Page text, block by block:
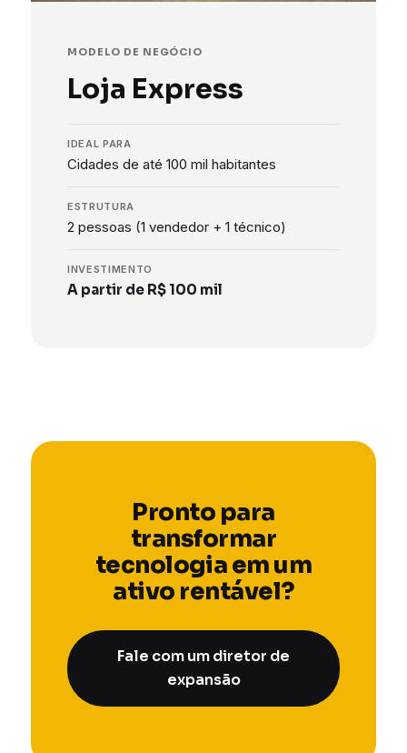
MODELO DE NEGÓCIO
Loja Express
IDEAL PARA
Cidades de até 100 mil habitantes
ESTRUTURA
2 pessoas (1 vendedor + 1 técnico)
INVESTIMENTO
A partir de R$ 100 mil
Pronto para
transformar
tecnologia em um
ativo rentável?
Fale com um diretor de
expansão